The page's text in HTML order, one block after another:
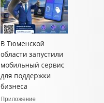
В Тюменской
области запустили
мобильный сервис
для поддержки
бизнеса
Приложение